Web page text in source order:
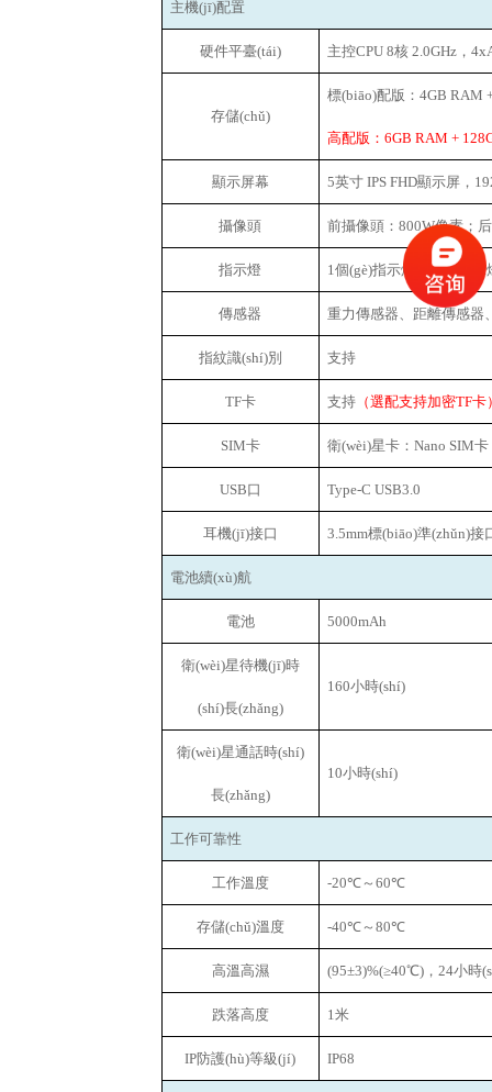
主機(jī)配置
硬件平臺(tái) 主控CPU 8核 2.0GHz，
存儲(chǔ)
標(biāo)配版：4GB RAM
高配版：6GB RAM +
顯示屏幕 5英寸 IPS FHD顯示屏，
攝像頭 前攝像頭：800W像素；
指示燈 1個(gè)指示燈：電源指
傳感器 重力傳感器、距離傳感器
指紋識(shí)別 支持
TF卡 支持（選配支持加密TF卡
SIM卡 衛(wèi)星卡：Nano SIM
USB口 Type-C USB3.0
耳機(jī)接口 3.5mm標(biāo)準(zhǔn)接
電池續(xù)航
電池 5000mAh
衛(wèi)星待機(jī)時
(shí)長(zhǎng)
160小時(shí)
衛(wèi)星通話時(shí)
長(zhǎng)
10小時(shí)
工作可靠性
工作溫度 -20℃～60℃
存儲(chǔ)溫度 -40℃～80℃
高溫高濕 (95±3)%(≥40℃)，24小時
跌落高度 1米
IP防護(hù)等級(jí) IP68